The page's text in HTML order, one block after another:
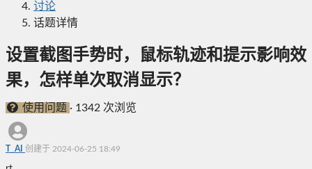
讨论
话题详情
设置截图手势时，鼠标轨迹和提示影响效
果，怎样单次取消显示？
使用问题 · 1342 次浏览
T_AI 创建于 2024-06-25 18:49